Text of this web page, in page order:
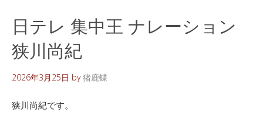
日テレ 集中王 ナレーション
狭川尚紀
2026年3月25日 by猪鹿蝶
狭川尚紀です。